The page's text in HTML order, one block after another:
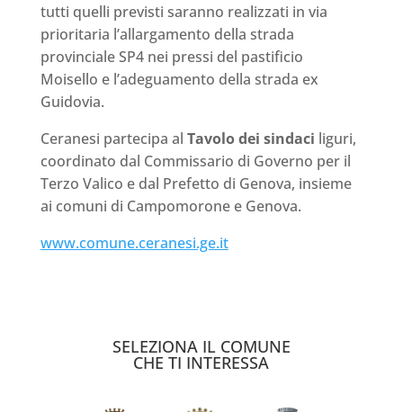
tutti quelli previsti saranno realizzati in via
prioritaria l’allargamento della strada
provinciale SP4 nei pressi del pastificio
Moisello e l’adeguamento della strada ex
Guidovia.
Ceranesi partecipa al Tavolo dei sindaci liguri,
coordinato dal Commissario di Governo per il
Terzo Valico e dal Prefetto di Genova, insieme
ai comuni di Campomorone e Genova.
www.comune.ceranesi.ge.it
SELEZIONA IL COMUNE
CHE TI INTERESSA